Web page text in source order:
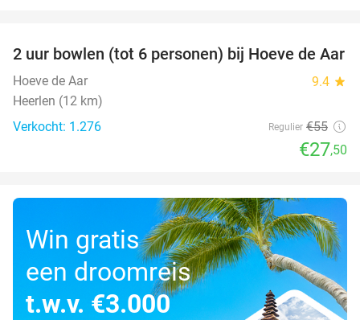
50%
2 uur bowlen (tot 6 personen) bij Hoeve de Aar
Hoeve de Aar 9.4 star
Heerlen (12 km)
Verkocht: 1.276
Regulier €55
€27,50
Win gratis
een droomreis
t.w.v. €3.000